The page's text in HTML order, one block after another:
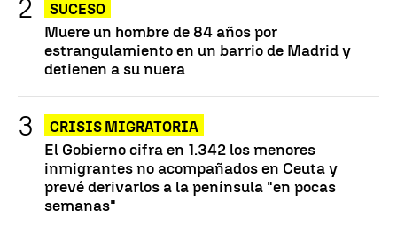
SUCESO
Muere un hombre de 84 años por
estrangulamiento en un barrio de Madrid y
detienen a su nuera
CRISIS MIGRATORIA
El Gobierno cifra en 1.342 los menores
inmigrantes no acompañados en Ceuta y
prevé derivarlos a la península "en pocas
semanas"